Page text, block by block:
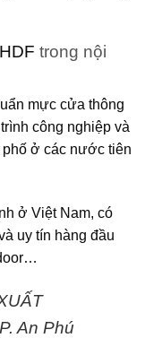
trong nội
mực cửa thông
công nghiệp và
ở các nước tiên
ở Việt Nam, có
uy tín hàng đầu
An Phú